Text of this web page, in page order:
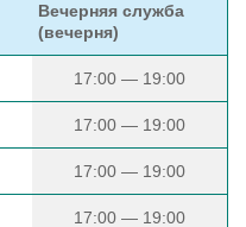
Вечерняя служба
(вечерня)
17:00 — 19:00
17:00 — 19:00
17:00 — 19:00
17:00 — 19:00